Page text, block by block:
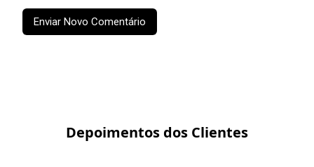
Enviar Novo Comentário
Depoimentos dos Clientes